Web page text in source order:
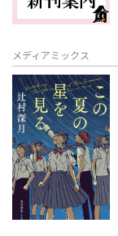
メディアミックス